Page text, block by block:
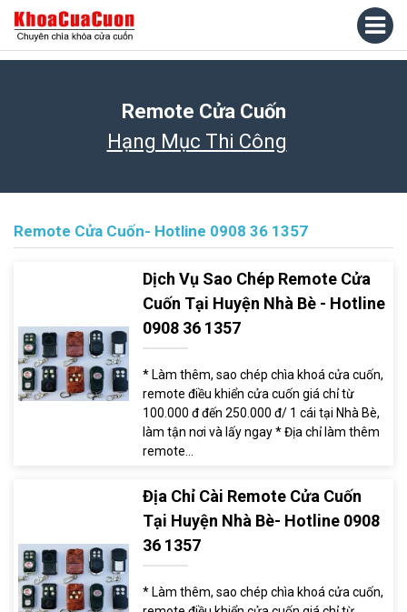
Remote Cửa Cuốn
Hạng Mục Thi Công
Remote Cửa Cuốn- Hotline 0908 36 1357
Dịch Vụ Sao Chép Remote Cửa
Cuốn Tại Huyện Nhà Bè - Hotline
0908 36 1357
* Làm thêm, sao chép chìa khoá cửa cuốn,
remote điều khiển cửa cuốn giá chỉ từ
100.000 đ đến 250.000 đ/ 1 cái tại Nhà Bè,
làm tận nơi và lấy ngay * Địa chỉ làm thêm
remote...
Địa Chỉ Cài Remote Cửa Cuốn
Tại Huyện Nhà Bè- Hotline 0908
36 1357
* Làm thêm, sao chép chìa khoá cửa cuốn,